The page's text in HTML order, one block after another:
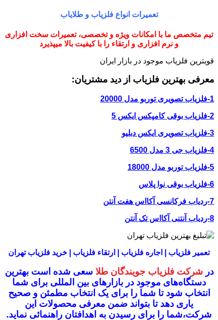
تعمیرات انواع فلزیاب و طلایاب
تیم متخصص ما با امکانات ویژه و تخصصی، تعمیرات سخت افزاری
و نرم افزاری و ارتقاء را با کیفیت بالا میپذیرد
قویترین فلزیاب موجود در بازار ایران
معرفی بهترین فلزیاب از دید مشتریان:
1-فلزیاب تصویری توربو مدل 20000
2-فلزیاب بوقی کامپکس ایکس 5
3-فلزیاب تصویری ایکس دبلیو
4-فلزیاب جی 3 مدل 6500
5-فلزیاب توربو مدل 18000
6-فلزیاب بوقی نوا پلاس
7-ردیاب فرکانسی آکااس هفت آنتن
8-ردیاب آنتنی آکااس تک آنتن
تعمیر فلزیاب | اجاره فلزیاب | ارتقاء فلزیاب | خرید فلزیاب تهران
در شرکت فلزیاب جویندگان طلا سعی شده است بهترین
دستگاه‌های موجود در بازار‌های بین المللی برای شما
انتخاب شودتا شما را برای یک انتخاب مطمئن و صحیح
یاری دهد تا بتواند ضمن معرفی محصولات این
شرکت،شما را برای رسیدن به اهدافتان راهنمائی نماید.